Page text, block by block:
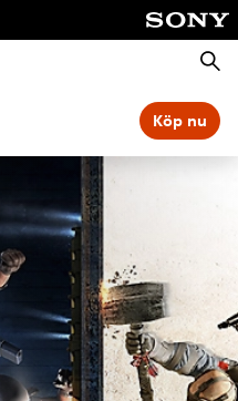
Sök
Köp nu